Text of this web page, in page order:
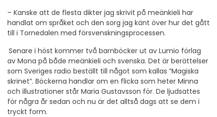
– Kanske att de flesta dikter jag skrivit på meänkieli har
handlat om språket och den sorg jag känt över hur det gått
till i Tornedalen med försvenskningsprocessen.
Senare i höst kommer två barnböcker ut av Lumio förlag
av Mona på både meänkieli och svenska. Det är berättelser
som Sveriges radio beställt till något som kallas ”Magiska
skrinet”. Böckerna handlar om en flicka som heter Minna
och illustrationer står Maria Gustavsson för. De ljudsattes
för några år sedan och nu är det alltså dags att se dem i
tryckt form.